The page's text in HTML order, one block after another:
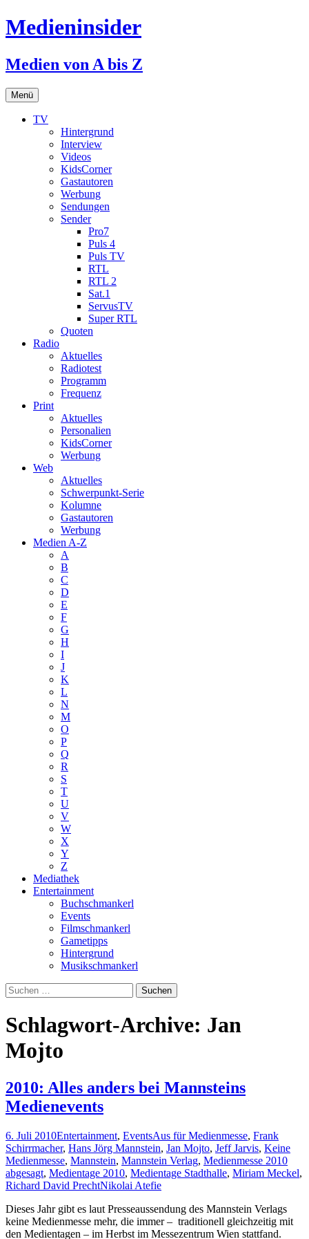
Medieninsider
Medien von A bis Z
Menü Zum
Inhalt
springen
TV
Hintergrund
Interview
Videos
KidsCorner
Gastautoren
Werbung
Sendungen
Sender
Pro7
Puls 4
Puls TV
RTL
RTL 2
Sat.1
ServusTV
Super RTL
Quoten
Radio
Aktuelles
Radiotest
Programm
Frequenz
Print
Aktuelles
Personalien
KidsCorner
Werbung
Web
Aktuelles
Schwerpunkt-Serie
Kolumne
Gastautoren
Werbung
Medien A-Z
A
B
C
D
E
F
G
H
I
J
K
L
N
M
O
P
Q
R
S
T
U
V
W
X
Y
Z
Mediathek
Entertainment
Buchschmankerl
Events
Filmschmankerl
Gametipps
Hintergrund
Musikschmankerl
Suchen
nach:
Schlagwort-Archive: Jan
Mojto
2010: Alles anders bei Mannsteins
Medienevents
6. Juli 2010Entertainment, EventsAus für Medienmesse, Frank
Schirrmacher, Hans Jörg Mannstein, Jan Mojto, Jeff Jarvis, Keine
Medienmesse, Mannstein, Mannstein Verlag, Medienmesse 2010
abgesagt, Medientage 2010, Medientage Stadthalle, Miriam Meckel,
Richard David PrechtNikolai Atefie
Dieses Jahr gibt es laut Presseaussendung des Mannstein Verlags
keine Medienmesse mehr, die immer – traditionell gleichzeitig mit
den Medientagen – im Herbst im Messezentrum Wien stattfand.